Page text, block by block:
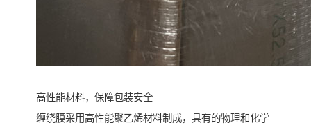
高性能材料，保障包装安全
缠绕膜采用高性能聚乙烯材料制成，具有的物理和化学